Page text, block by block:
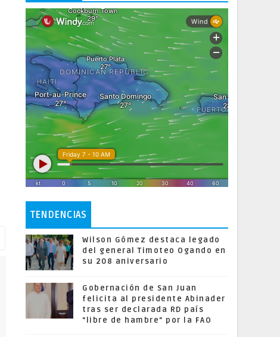
TENDENCIAS
Wilson Gómez destaca legado
del general Timoteo Ogando en
su 208 aniversario
Gobernación de San Juan
felicita al presidente Abinader
tras ser declarada RD país
"libre de hambre" por la FAO